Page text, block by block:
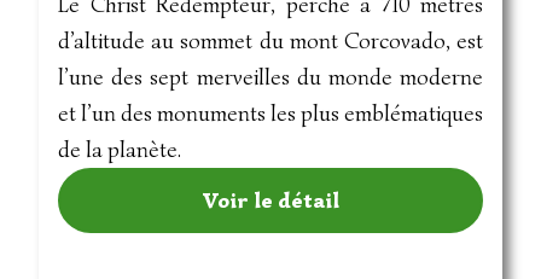
d’altitude au sommet du mont Corcovado, est
l’une des sept merveilles du monde moderne
et l’un des monuments les plus emblématiques
de la planète.
Voir le détail